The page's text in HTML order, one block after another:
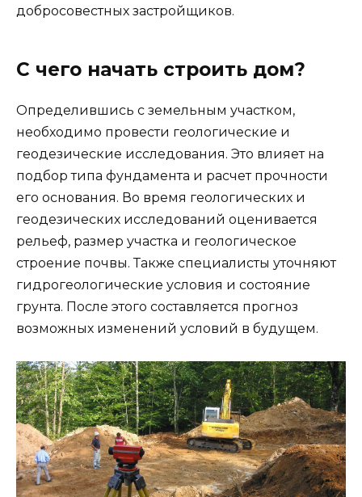
добросовестных застройщиков.
С чего начать строить дом?
Определившись с земельным участком,
необходимо провести геологические и
геодезические исследования. Это влияет на
подбор типа фундамента и расчет прочности
его основания. Во время геологических и
геодезических исследований оценивается
рельеф, размер участка и геологическое
строение почвы. Также специалисты уточняют
гидрогеологические условия и состояние
грунта. После этого составляется прогноз
возможных изменений условий в будущем.